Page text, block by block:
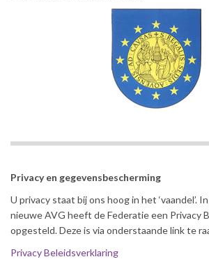
Privacy en gegevensbescherming
U privacy staat bij ons hoog in het ‘vaandel’.
nieuwe AVG heeft de Federatie een Privacy
opgesteld. Deze is via onderstaande link te
Privacy Beleidsverklaring